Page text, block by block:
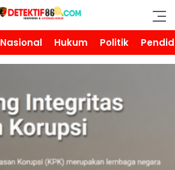
DETEKTIF86.COM
Nasional Hukum Politik